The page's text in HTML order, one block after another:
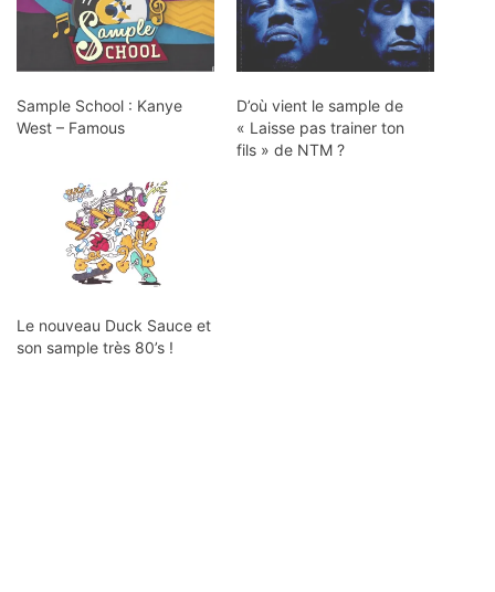
Sample School : Kanye
West – Famous
D’où vient le sample de
« Laisse pas trainer ton
fils » de NTM ?
Le nouveau Duck Sauce et
son sample très 80’s !